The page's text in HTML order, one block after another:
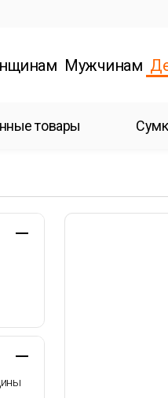
Мужчинам
товары